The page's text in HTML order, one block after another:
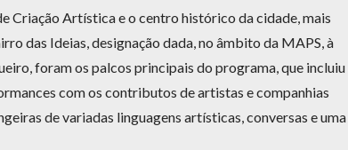
Criação Artística e o centro histórico da cidade, mais
das Ideias, designação dada, no âmbito da MAPS, à
foram os palcos principais do programa, que incluiu
com os contributos de artistas e companhias
de variadas linguagens artísticas, conversas e uma